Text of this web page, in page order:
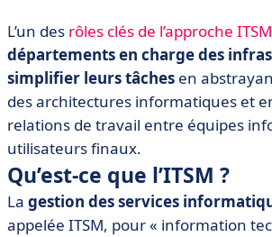
L’un des rôles clés de l’approche ITSM
départements en charge des
simplifier leurs tâches en
des architectures informatiques et
relations de travail entre équipes
utilisateurs finaux.
Qu’est-ce que l’ITSM ?
La gestion des services
appelée ITSM, pour « information